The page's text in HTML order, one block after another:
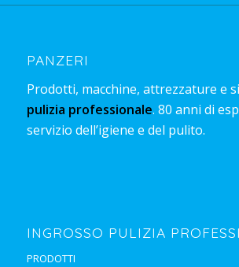
PANZERI
Prodotti, macchine, attrezzature e
pulizia professionale. 80 anni di
servizio dell’igiene e del pulito.
INGROSSO PULIZIA
PRODOTTI